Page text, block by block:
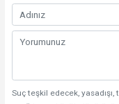
Suç teşkil edecek,